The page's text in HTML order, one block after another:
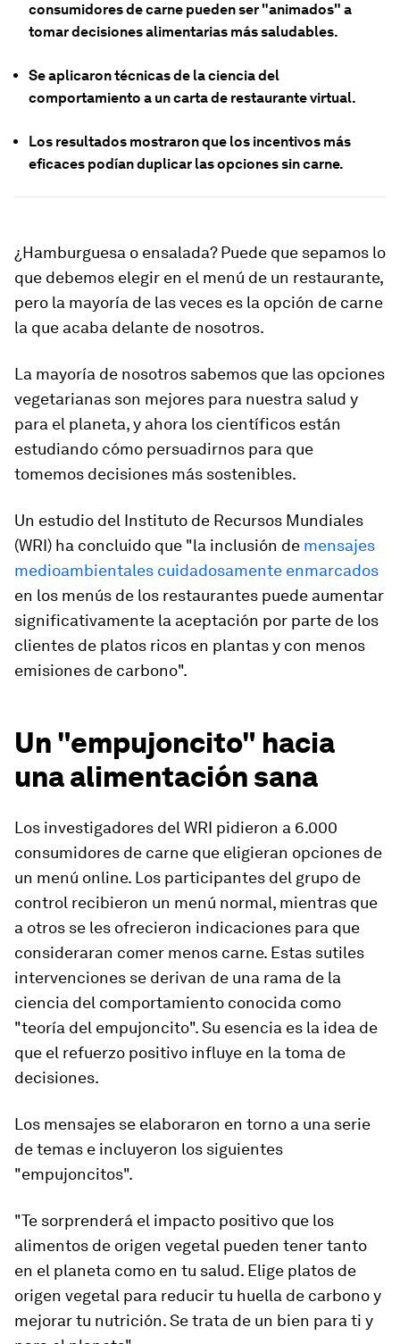
consumidores de carne pueden ser "animados" a
tomar decisiones alimentarias más saludables.
Se aplicaron técnicas de la ciencia del
comportamiento a un carta de restaurante virtual.
Los resultados mostraron que los incentivos más
eficaces podían duplicar las opciones sin carne.
¿Hamburguesa o ensalada? Puede que sepamos lo
que debemos elegir en el menú de un restaurante,
pero la mayoría de las veces es la opción de carne
la que acaba delante de nosotros.
La mayoría de nosotros sabemos que las opciones
vegetarianas son mejores para nuestra salud y
para el planeta, y ahora los científicos están
estudiando cómo persuadirnos para que
tomemos decisiones más sostenibles.
Un estudio del Instituto de Recursos Mundiales
(WRI) ha concluido que "la inclusión de mensajes
medioambientales cuidadosamente enmarcados
en los menús de los restaurantes puede aumentar
significativamente la aceptación por parte de los
clientes de platos ricos en plantas y con menos
emisiones de carbono".
Un "empujoncito" hacia
una alimentación sana
Los investigadores del WRI pidieron a 6.000
consumidores de carne que eligieran opciones de
un menú online. Los participantes del grupo de
control recibieron un menú normal, mientras que
a otros se les ofrecieron indicaciones para que
consideraran comer menos carne. Estas sutiles
intervenciones se derivan de una rama de la
ciencia del comportamiento conocida como
"teoría del empujoncito". Su esencia es la idea de
que el refuerzo positivo influye en la toma de
decisiones.
Los mensajes se elaboraron en torno a una serie
de temas e incluyeron los siguientes
"empujoncitos".
"Te sorprenderá el impacto positivo que los
alimentos de origen vegetal pueden tener tanto
en el planeta como en tu salud. Elige platos de
origen vegetal para reducir tu huella de carbono y
mejorar tu nutrición. Se trata de un bien para ti y